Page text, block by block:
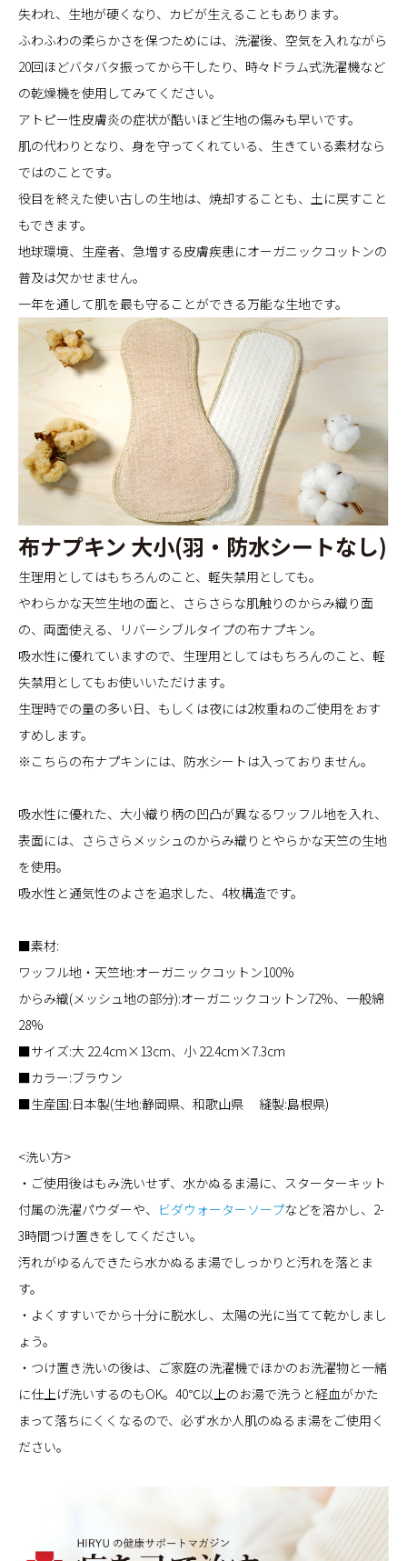
失われ、生地が硬くなり、カビが生えることもあります。
ふわふわの柔らかさを保つためには、洗濯後、空気を入れながら
20回ほどバタバタ振ってから干したり、時々ドラム式洗濯機など
の乾燥機を使用してみてください。
アトピー性皮膚炎の症状が酷いほど生地の傷みも早いです。
肌の代わりとなり、身を守ってくれている、生きている素材なら
ではのことです。
役目を終えた使い古しの生地は、焼却することも、土に戻すこと
もできます。
地球環境、生産者、急増する皮膚疾患にオーガニックコットンの
普及は欠かせません。
一年を通して肌を最も守ることができる万能な生地です。
布ナプキン 大小(羽・防水シートなし)
生理用としてはもちろんのこと、軽失禁用としても。
やわらかな天竺生地の面と、さらさらな肌触りのからみ織り面
の、両面使える、リバーシブルタイプの布ナプキン。
吸水性に優れていますので、生理用としてはもちろんのこと、軽
失禁用としてもお使いいただけます。
生理時での量の多い日、もしくは夜には2枚重ねのご使用をおす
すめします。
※こちらの布ナプキンには、防水シートは入っておりません。
吸水性に優れた、大小織り柄の凹凸が異なるワッフル地を入れ、
表面には、さらさらメッシュのからみ織りとやらかな天竺の生地
を使用。
吸水性と通気性のよさを追求した、4枚構造です。
■素材:
ワッフル地・天竺地:オーガニックコットン100%
からみ織(メッシュ地の部分):オーガニックコットン72%、一般綿
28%
■サイズ:大 22.4cm×13cm、小 22.4cm×7.3cm
■カラー:ブラウン
■生産国:日本製(生地:静岡県、和歌山県 縫製:島根県)
<洗い方>
・ご使用後はもみ洗いせず、水かぬるま湯に、スターターキット
付属の洗濯パウダーや、 ビダウォーターソープなどを溶かし、2-
3時間つけ置きをしてください。
汚れがゆるんできたら水かぬるま湯でしっかりと汚れを落とま
す。
・よくすすいでから十分に脱水し、太陽の光に当てて乾かしまし
ょう。
・つけ置き洗いの後は、ご家庭の洗濯機でほかのお洗濯物と一緒
に仕上げ洗いするのもOK。40℃以上のお湯で洗うと経血がかた
まって落ちにくくなるので、必ず水か人肌のぬるま湯をご使用く
ださい。